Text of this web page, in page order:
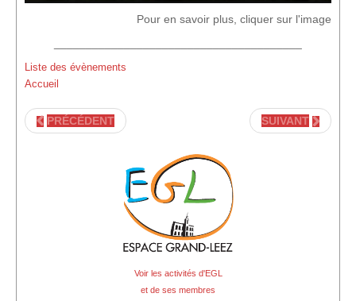
Pour en savoir plus, cliquer sur l'image
Liste des évènements
Accueil
PRÉCÉDENT SUIVANT
Voir les activités d'EGL
et de ses membres